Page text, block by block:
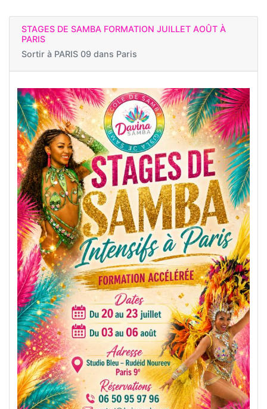
STAGES DE SAMBA FORMATION JUILLET AOÛT À
PARIS
Sortir à PARIS 09 dans Paris